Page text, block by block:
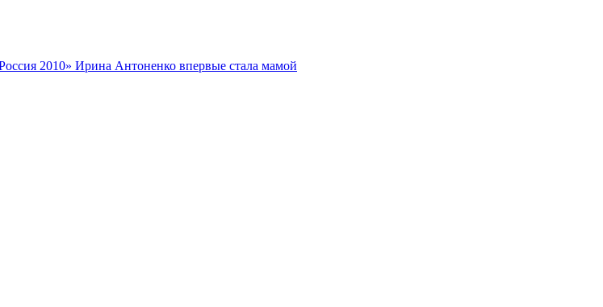
2010» Ирина Антоненко впервые стала мамой